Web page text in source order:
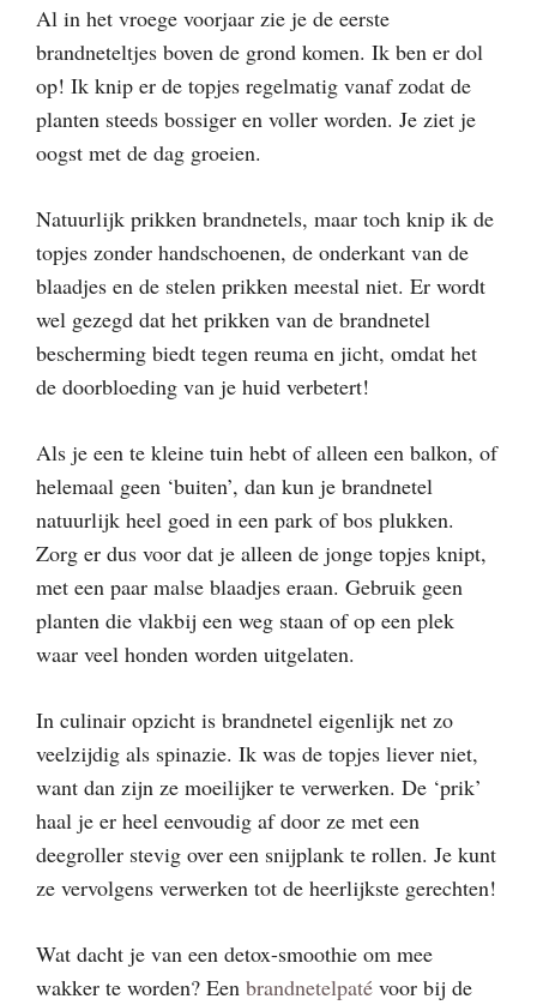
Al in het vroege voorjaar zie je de eerste
brandneteltjes boven de grond komen. Ik ben er dol
op! Ik knip er de topjes regelmatig vanaf zodat de
planten steeds bossiger en voller worden. Je ziet je
oogst met de dag groeien.
Natuurlijk prikken brandnetels, maar toch knip ik de
topjes zonder handschoenen, de onderkant van de
blaadjes en de stelen prikken meestal niet. Er wordt
wel gezegd dat het prikken van de brandnetel
bescherming biedt tegen reuma en jicht, omdat het
de doorbloeding van je huid verbetert!
Als je een te kleine tuin hebt of alleen een balkon, of
helemaal geen ‘buiten’, dan kun je brandnetel
natuurlijk heel goed in een park of bos plukken.
Zorg er dus voor dat je alleen de jonge topjes knipt,
met een paar malse blaadjes eraan. Gebruik geen
planten die vlakbij een weg staan of op een plek
waar veel honden worden uitgelaten.
In culinair opzicht is brandnetel eigenlijk net zo
veelzijdig als spinazie. Ik was de topjes liever niet,
want dan zijn ze moeilijker te verwerken. De ‘prik’
haal je er heel eenvoudig af door ze met een
deegroller stevig over een snijplank te rollen. Je kunt
ze vervolgens verwerken tot de heerlijkste gerechten!
Wat dacht je van een detox-smoothie om mee
wakker te worden? Een brandnetelpaté voor bij de